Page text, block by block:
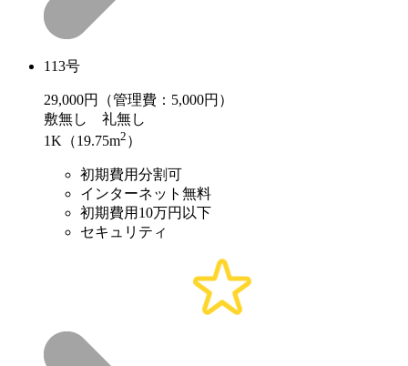
113号
29,000円（管理費：5,000円）
敷無し 礼無し
1K（19.75m2 ）
初期費用分割可
インターネット無料
初期費用10万円以下
セキュリティ